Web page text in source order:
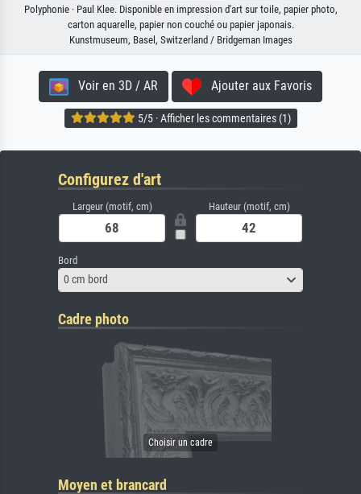
Polyphonie · Paul Klee. Disponible en impression d'art sur toile, papier photo,
carton aquarelle, papier non couché ou papier japonais.
Kunstmuseum, Basel, Switzerland / Bridgeman Images
Voir en 3D / AR Ajouter aux Favoris
5/5 · Afficher les commentaires (1)
Configurez d'art
Largeur (motif, cm) Hauteur (motif, cm)
Bord
0 cm bord
Cadre photo
Moyen et brancard